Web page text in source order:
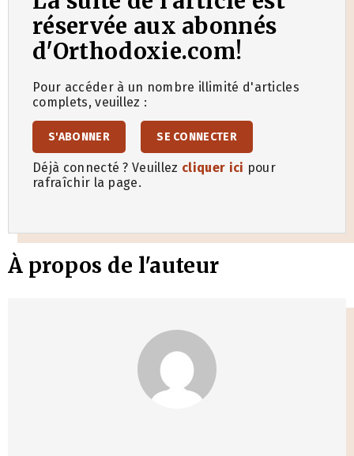
réservée aux abonnés
d'Orthodoxie.com!
Pour accéder à un nombre illimité d'articles
complets, veuillez :
S'ABONNER SE CONNECTER
Déjà connecté ? Veuillez cliquer ici pour
rafraîchir la page.
À propos de l'auteur